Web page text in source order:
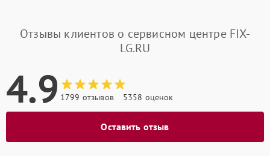
Отзывы клиентов о сервисном центре FIX-
LG.RU
4.9 1799 отзывов 5358 оценок
Оставить отзыв